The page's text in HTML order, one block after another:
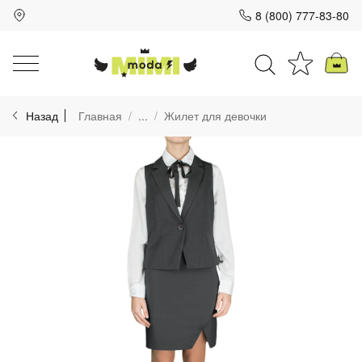
8 (800) 777-83-80
Назад Главная ... Жилет для девочки
Для клиентов всех банков
Разбейте
на части
без переплат
График платежей